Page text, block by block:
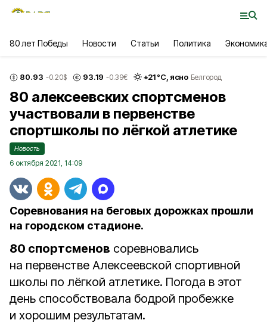
80 лет Победы Новости Статьи Политика
80.93 -0.20$ 93.19 -0.39€ +21°С, ясно Белгород
80 алексеевских спортсменов
участвовали в первенстве
спортшколы по лёгкой атлетике
Новость
6 октября 2021, 14:09
Соревнования на беговых дорожках прошли
на городском стадионе.
80 спортсменов соревновались
на первенстве Алексеевской спортивной
школы по лёгкой атлетике. Погода в этот
день способствовала бодрой пробежке
и хорошим результатам.